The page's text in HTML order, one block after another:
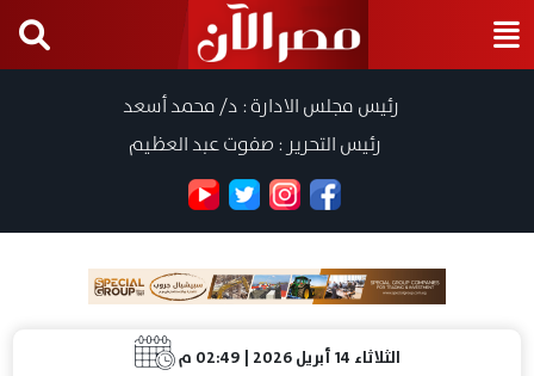
رئيس مجلس الادارة : د/ محمد أسعد
رئيس التحرير : صفوت عبد العظيم
الثلاثاء 14 أبريل 2026 | 02:49 م